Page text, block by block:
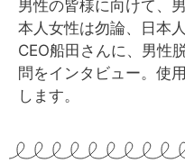
男性の皆様に向けて、
本人女性は勿論、日本
CEO船田さんに、男性
問をインタビュー。使
します。